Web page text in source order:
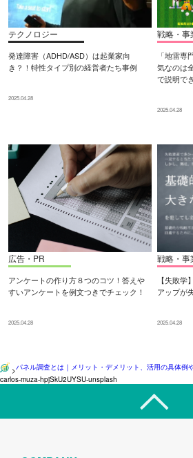
テクノロジー
発達障害（ADHD/ASD）は起業家向
き？！特性タイプ別の経営者たち事例
2025.04.28
戦略・事
「地雷専
気なのは
で説明で
2025.04.28
広告・PR
アンケートの作り方８つのコツ！答えや
すいアンケートを例文つきでチェック！
2025.04.28
戦略・事
【失敗
アップが
2025.04.28
>パネル調査とは｜メリット・デメリット、活用の具体例
carlos-muza-hpjSkU2UYSU-unsplash